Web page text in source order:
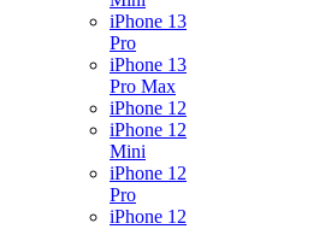
iPhone 13
Pro
iPhone 13
Pro Max
iPhone 12
iPhone 12
Mini
iPhone 12
Pro
iPhone 12